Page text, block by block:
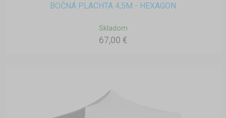
BOČNÁ PLACHTA 4,5M - HEXAGON
Skladom
67,00 €